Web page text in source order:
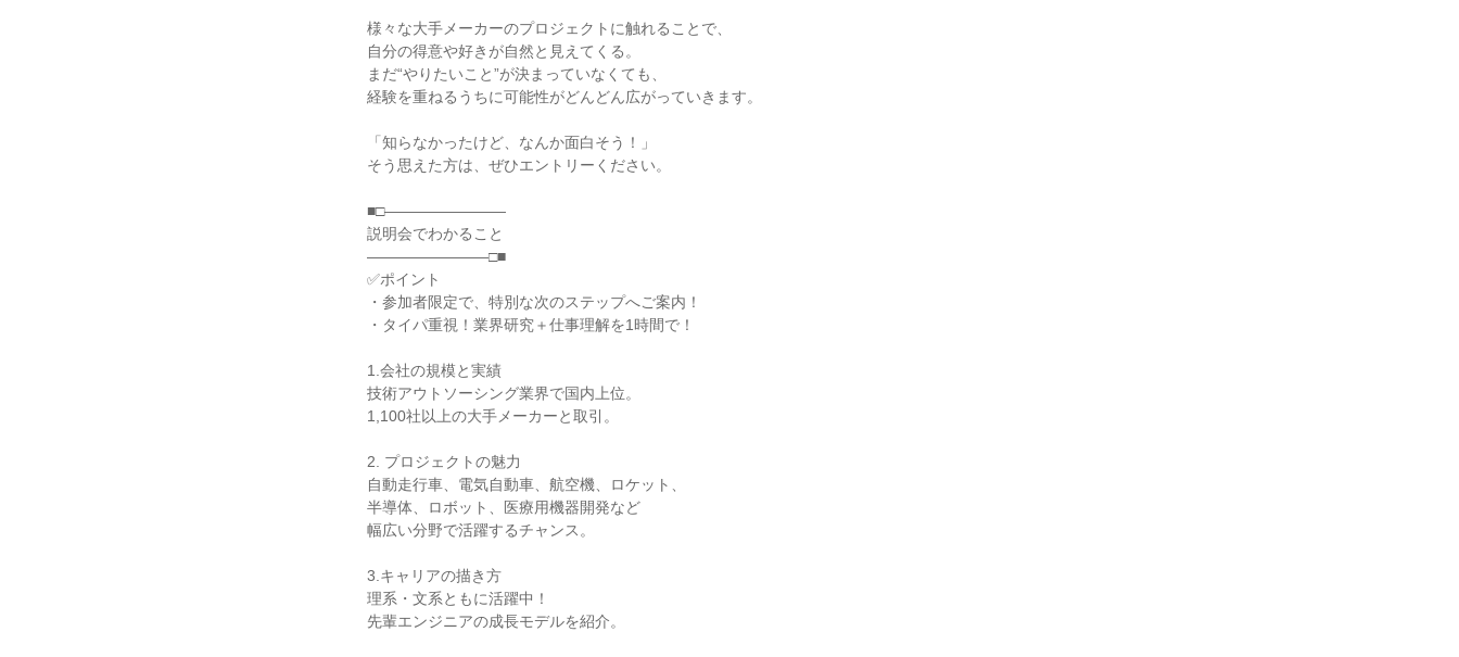
様々な大手メーカーのプロジェクトに触れることで、
自分の得意や好きが自然と見えてくる。
まだ“やりたいこと”が決まっていなくても、
経験を重ねるうちに可能性がどんどん広がっていきます。
「知らなかったけど、なんか面白そう！」
そう思えた方は、ぜひエントリーください。
■□――――――――
説明会でわかること
――――――――□■
✅ポイント
・参加者限定で、特別な次のステップへご案内！
・タイパ重視！業界研究＋仕事理解を1時間で！
1.会社の規模と実績
技術アウトソーシング業界で国内上位。
1,100社以上の大手メーカーと取引。
2. プロジェクトの魅力
自動走行車、電気自動車、航空機、ロケット、
半導体、ロボット、医療用機器開発など
幅広い分野で活躍するチャンス。
3.キャリアの描き方
理系・文系ともに活躍中！
先輩エンジニアの成長モデルを紹介。